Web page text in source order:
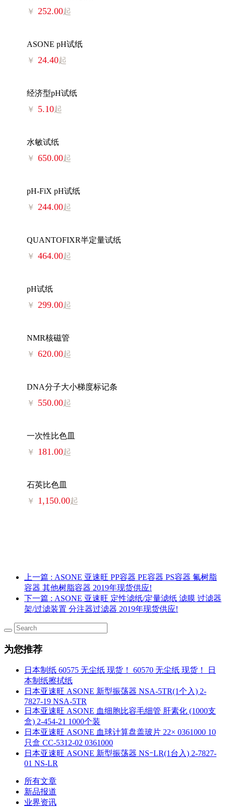
￥ 252.00起
ASONE pH试纸
￥ 24.40起
经济型pH试纸
￥ 5.10起
水敏试纸
￥ 650.00起
pH-FiX pH试纸
￥ 244.00起
QUANTOFIXR半定量试纸
￥ 464.00起
pH试纸
￥ 299.00起
NMR核磁管
￥ 620.00起
DNA分子大小梯度标记条
￥ 550.00起
一次性比色皿
￥ 181.00起
石英比色皿
￥ 1,150.00起
上一篇 : ASONE 亚速旺 PP容器 PE容器 PS容器 氟树脂
容器 其他树脂容器 2019年现货供应!
下一篇 : ASONE 亚速旺 定性滤纸/定量滤纸 滤膜 过滤器
架/过滤装置 分注器过滤器 2019年现货供应!
为您推荐
日本制纸 60575 无尘纸 现货！ 60570 无尘纸 现货！ 日
本制纸擦拭纸
日本亚速旺 ASONE 新型振荡器 NSA-5TR(1个入) 2-
7827-19 NSA-5TR
日本亚速旺 ASONE 血细胞比容毛细管 肝素化 (1000支
盒) 2-454-21 1000个装
日本亚速旺 ASONE 血球计算盘盖玻片 22× 0361000 10
只盒 CC-5312-02 0361000
日本亚速旺 ASONE 新型振荡器 NSｰLR(1台入) 2-7827-
01 NS-LR
所有文章
新品报道
业界资讯